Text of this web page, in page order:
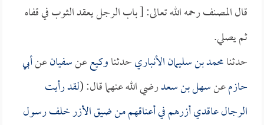
قال المصنف رحمه الله تعالى: [ باب الرجل يعقد الثوب في قفاه
ثم يصلي.
حدثنامحمد بن سليمان الأنباريحدثناوكيععنسفيانعنأبي
حازمعنسهل بن سعدرضي الله عنهما قال: (لقد رأيت
الرجال عاقدي أزرهم في أعناقهم من ضيق الأزر خلف رسول